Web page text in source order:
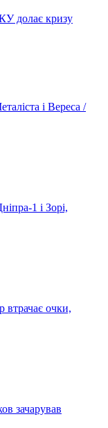
долає кризу
і Вереса /
1 і Зорі,
очки,
зачарував